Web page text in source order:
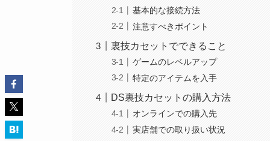
基本的な接続方法
注意すべきポイント
裏技カセットでできること
ゲームのレベルアップ
特定のアイテムを入手
DS裏技カセットの購入方法
オンラインでの購入先
実店舗での取り扱い状況